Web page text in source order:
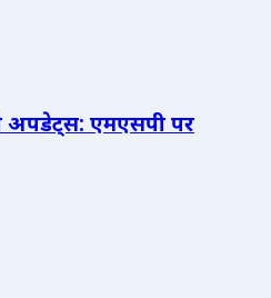
अपडेट्स: एमएसपी पर